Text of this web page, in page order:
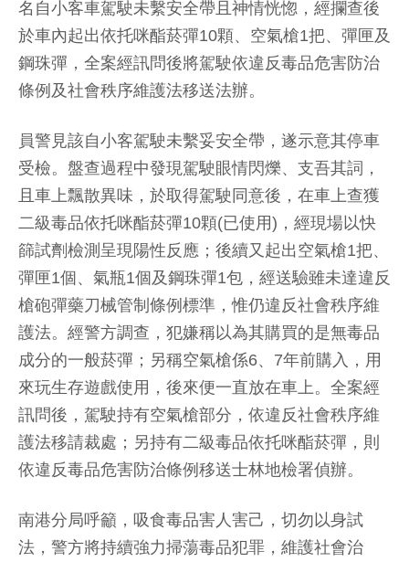
名自小客車駕駛未繫安全帶且神情恍惚，經攔查後
於車內起出依托咪酯菸彈10顆、空氣槍1把、彈匣及
鋼珠彈，全案經訊問後將駕駛依違反毒品危害防治
條例及社會秩序維護法移送法辦。
員警見該自小客駕駛未繫妥安全帶，遂示意其停車
受檢。盤查過程中發現駕駛眼情閃爍、支吾其詞，
且車上飄散異味，於取得駕駛同意後，在車上查獲
二級毒品依托咪酯菸彈10顆(已使用)，經現場以快
篩試劑檢測呈現陽性反應；後續又起出空氣槍1把、
彈匣1個、氣瓶1個及鋼珠彈1包，經送驗雖未達違反
槍砲彈藥刀械管制條例標準，惟仍違反社會秩序維
護法。經警方調查，犯嫌稱以為其購買的是無毒品
成分的一般菸彈；另稱空氣槍係6、7年前購入，用
來玩生存遊戲使用，後來便一直放在車上。全案經
訊問後，駕駛持有空氣槍部分，依違反社會秩序維
護法移請裁處；另持有二級毒品依托咪酯菸彈，則
依違反毒品危害防治條例移送士林地檢署偵辦。
南港分局呼籲，吸食毒品害人害己，切勿以身試
法，警方將持續強力掃蕩毒品犯罪，維護社會治